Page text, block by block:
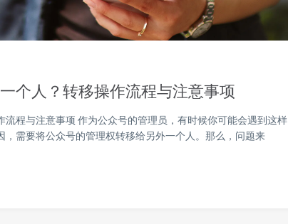
个人？转移操作流程与注意事项
程与注意事项 作为公众号的管理员，有时候你可能会遇到这样
需要将公众号的管理权转移给另外一个人。那么，问题来